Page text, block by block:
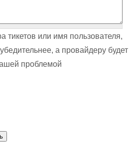
тикетов или имя пользователя,
а провайдеру будет
проблемой